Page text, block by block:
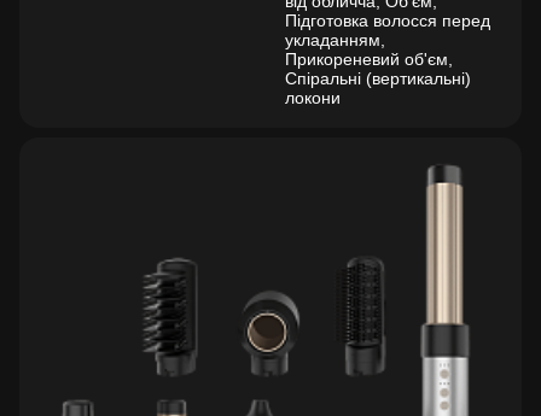
Підготовка волосся перед
укладанням,
Прикореневий об'єм,
Спіральні (вертикальні)
локони